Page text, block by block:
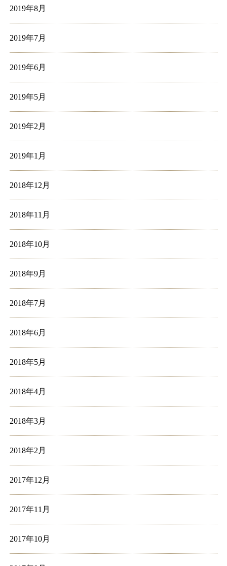
2019年8月
2019年7月
2019年6月
2019年5月
2019年2月
2019年1月
2018年12月
2018年11月
2018年10月
2018年9月
2018年7月
2018年6月
2018年5月
2018年4月
2018年3月
2018年2月
2017年12月
2017年11月
2017年10月